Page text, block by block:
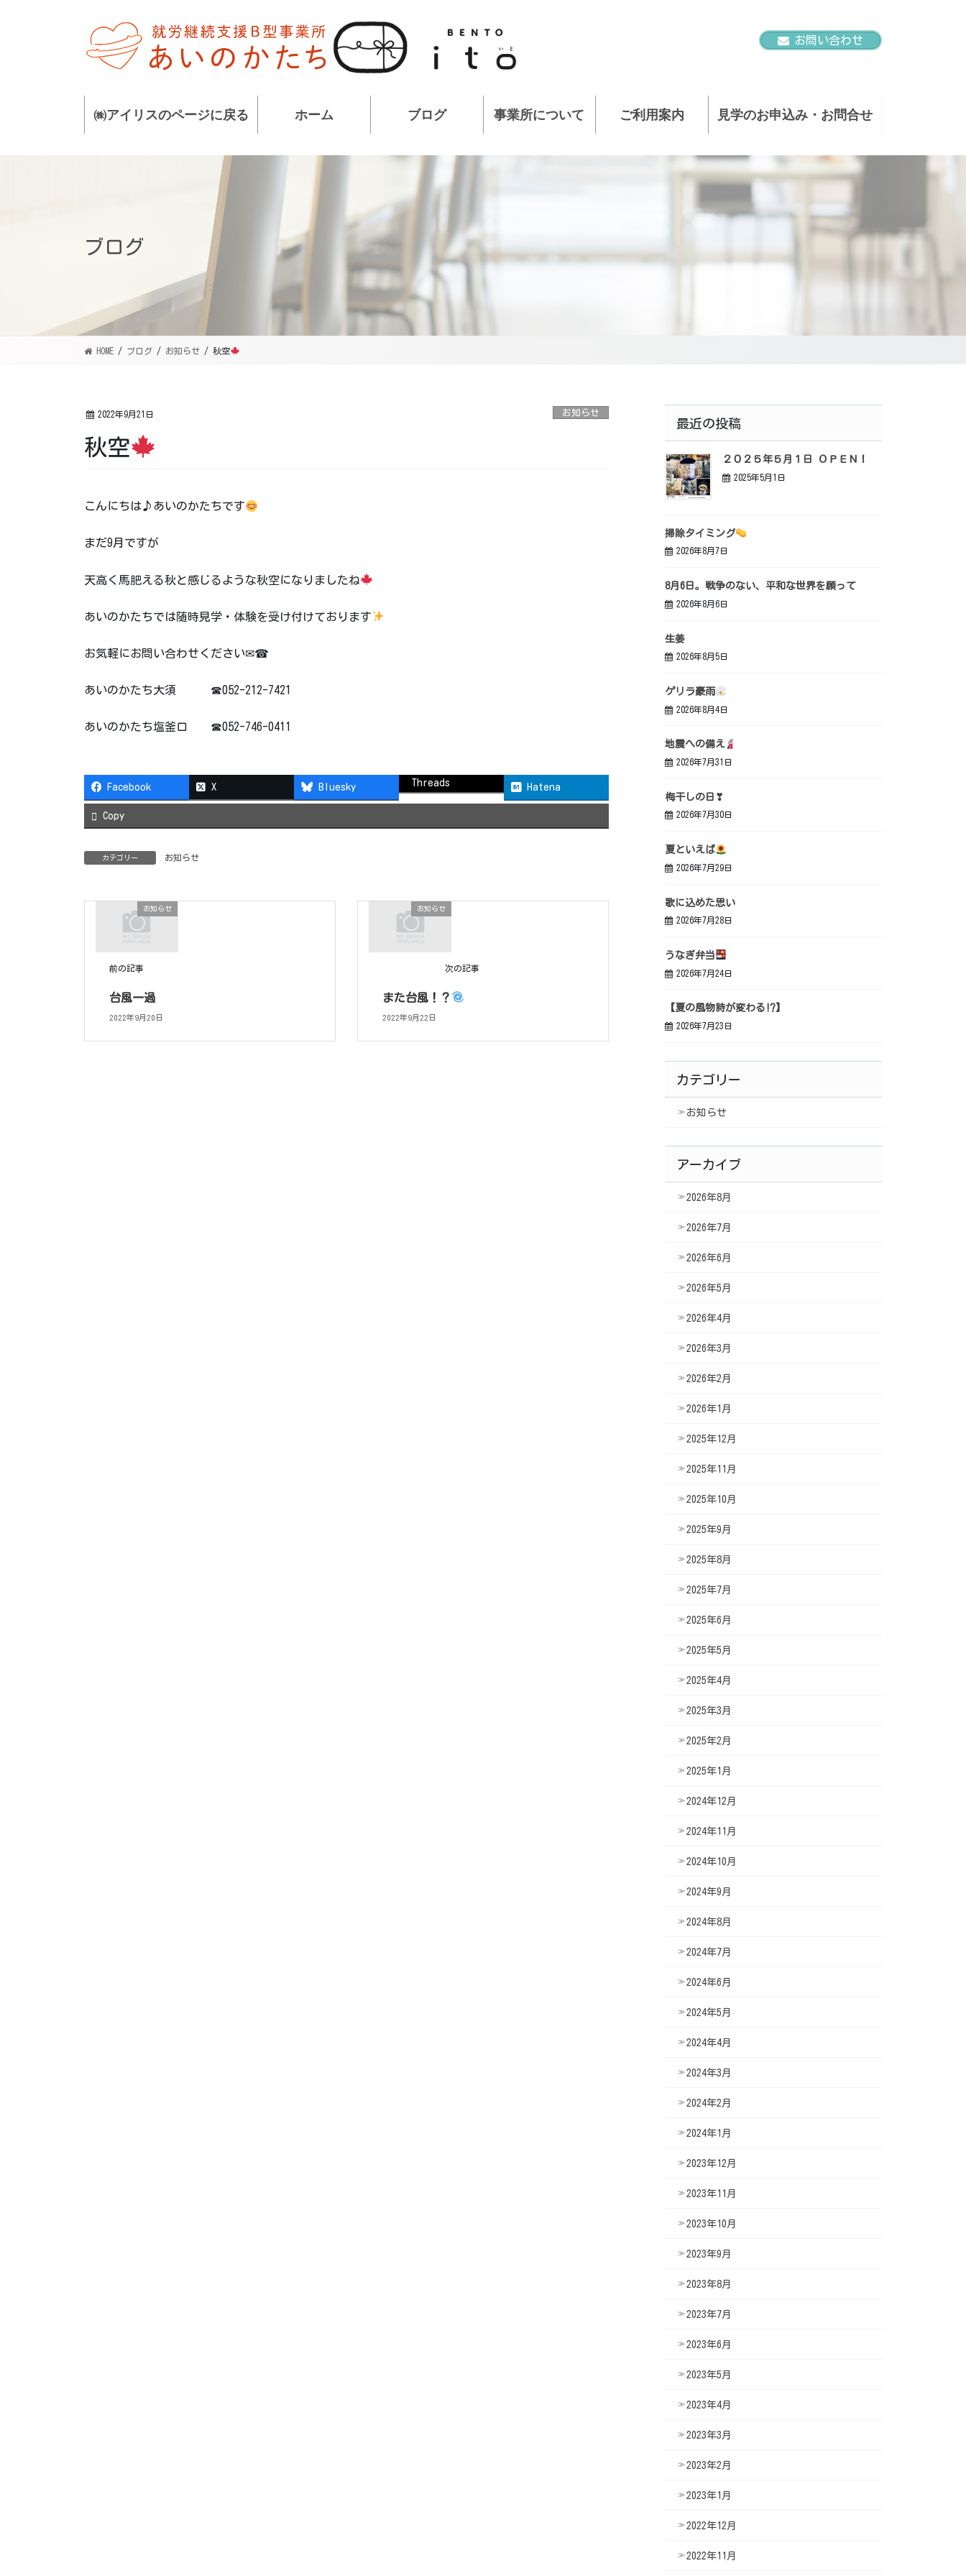
お問い合わせ
㈱アイリスのページに戻る ホーム ブログ 事業所について ご利用案内 見学のお申込み・お問合せ
ブログ
HOME ブログ お知らせ 秋空
2022年9月21日 お知らせ
秋空
こんにちは♪あいのかたちです
まだ9月ですが
天高く馬肥える秋と感じるような秋空になりましたね
あいのかたちでは随時見学・体験を受け付けております
お気軽にお問い合わせください✉☎
あいのかたち大須 ☎052-212-7421
あいのかたち塩釜口 ☎052-746-0411
Facebook X Bluesky Threads Hatena
Copy
カテゴリー お知らせ
お知らせ
前の記事
台風一過
2022年9月20日
お知らせ
次の記事
また台風！？
2022年9月22日
最近の投稿
２０２５年５月１日 ＯＰＥＮ！
2025年5月1日
掃除タイミング
2026年8月7日
8月6日。戦争のない、平和な世界を願って
2026年8月6日
生姜
2026年8月5日
ゲリラ豪雨
2026年8月4日
地震への備え
2026年7月31日
梅干しの日❣
2026年7月30日
夏といえば
2026年7月29日
歌に込めた思い
2026年7月28日
うなぎ弁当
2026年7月24日
【夏の風物詩が変わる⁉】
2026年7月23日
カテゴリー
お知らせ
アーカイブ
2026年8月
2026年7月
2026年6月
2026年5月
2026年4月
2026年3月
2026年2月
2026年1月
2025年12月
2025年11月
2025年10月
2025年9月
2025年8月
2025年7月
2025年6月
2025年5月
2025年4月
2025年3月
2025年2月
2025年1月
2024年12月
2024年11月
2024年10月
2024年9月
2024年8月
2024年7月
2024年6月
2024年5月
2024年4月
2024年3月
2024年2月
2024年1月
2023年12月
2023年11月
2023年10月
2023年9月
2023年8月
2023年7月
2023年6月
2023年5月
2023年4月
2023年3月
2023年2月
2023年1月
2022年12月
2022年11月